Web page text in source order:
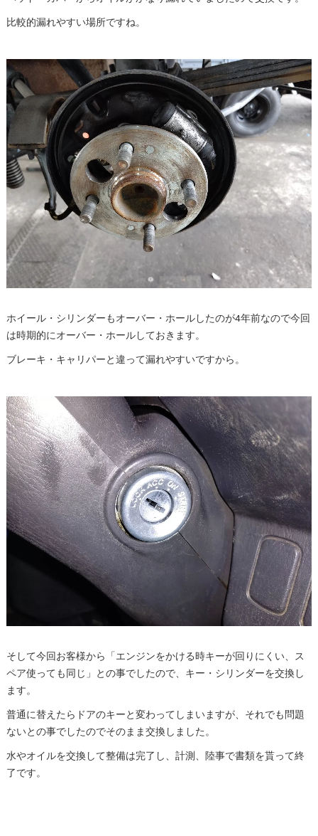
比較的漏れやすい場所ですね。
ホイール・シリンダーもオーバー・ホールしたのが4年前なので今回
は時期的にオーバー・ホールしておきます。
ブレーキ・キャリパーと違って漏れやすいですから。
そして今回お客様から「エンジンをかける時キーが回りにくい、ス
ペア使っても同じ」との事でしたので、キー・シリンダーを交換し
ます。
普通に替えたらドアのキーと変わってしまいますが、それでも問題
ないとの事でしたのでそのまま交換しました。
水やオイルを交換して整備は完了し、計測、陸事で書類を貰って終
了です。